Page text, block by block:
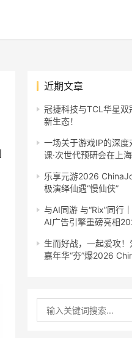
近期文章
冠捷科技与TCL华星双
新生态！
一场关于游戏IP的深
课·次世代预研会在上
乐享元游2026
极演绎仙遇“慢仙侠”
与AI同游 与“Rix”同行
AI广告引擎重磅亮相
生而好战，一起爱攻
嘉年华“夯”爆2026